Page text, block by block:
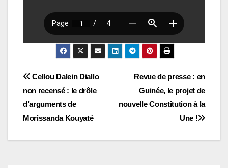
Navigation
de
l’article
Revue de presse : en
Guinée, le projet de
nouvelle Constitution à la
Une !
Cellou Dalein Diallo
non recensé : le drôle
d’arguments de
Morissanda Kouyaté